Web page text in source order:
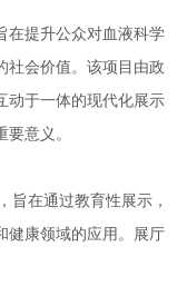
在提升公众对血液科学
社会价值。该项目由政
动于一体的现代化展示
意义。
旨在通过教育性展示，
健康领域的应用。展厅